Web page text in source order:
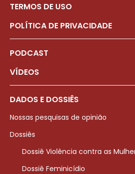
TERMOS DE USO
POLÍTICA DE PRIVACIDADE
PODCAST
VÍDEOS
DADOS E DOSSIÊS
Nossas pesquisas de opinião
Dossiês
Dossiê Violência contra as
Dossiê Feminicídio